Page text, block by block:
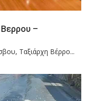
–
Ταξιάρχη Βέρρο...